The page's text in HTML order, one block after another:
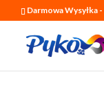
Darmowa Wysyłka -